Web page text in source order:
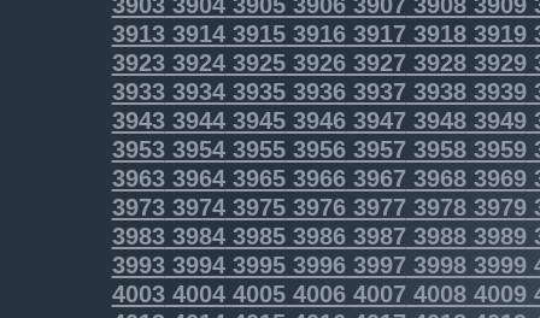
3913391439153916391739183919
3923392439253926392739283929
3933393439353936393739383939
3943394439453946394739483949
3953395439553956395739583959
3963396439653966396739683969
3973397439753976397739783979
3983398439853986398739883989
3993399439953996399739983999
4003400440054006400740084009